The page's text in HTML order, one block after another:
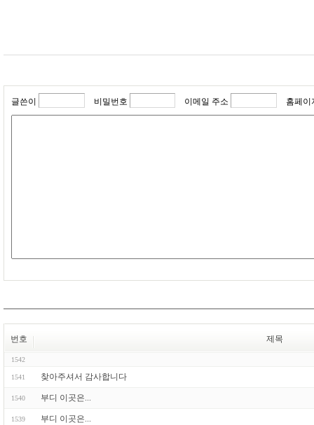
글쓴이 비밀번호 이메일 주소 홈페이
번호 제목
1542
1541 찾아주셔서 감사합니다
1540 부디 이곳은...
1539 부디 이곳은...